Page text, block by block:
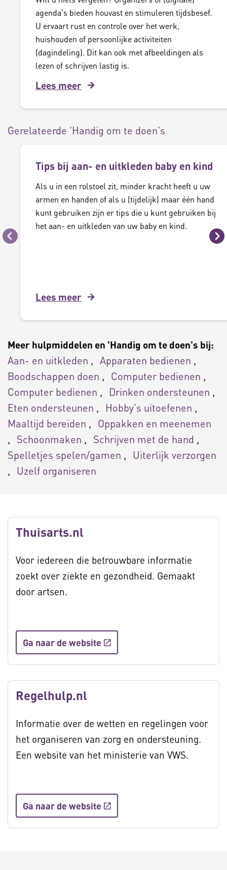
agenda's bieden houvast en stimuleren tijdsbesef.
U ervaart rust en controle over het werk,
huishouden of persoonlijke activiteiten
(dagindeling). Dit kan ook met afbeeldingen als
lezen of schrijven lastig is.
Lees meer
Gerelateerde 'Handig om te doen's
Vorige
Tips bij aan- en uitkleden baby en kind
Als u in een rolstoel zit, minder kracht heeft u uw
armen en handen of als u (tijdelijk) maar één hand
kunt gebruiken zijn er tips die u kunt gebruiken bij
het aan- en uitkleden van uw baby en kind.
Lees meer
Meer hulpmiddelen en 'Handig om te doen's bij:
Aan- en uitkleden
Apparaten bedienen
Boodschappen doen
Computer bedienen
Computer bedienen
Drinken ondersteunen
Eten ondersteunen
Hobby's uitoefenen
Maaltijd bereiden
Oppakken en meenemen
Schoonmaken
Schrijven met de hand
Spelletjes spelen/gamen
Uiterlijk verzorgen
Uzelf organiseren
Thuisarts.nl
Voor iedereen die betrouwbare informatie
zoekt over ziekte en gezondheid. Gemaakt
door artsen.
Ga naar de website
Regelhulp.nl
Informatie over de wetten en regelingen voor
het organiseren van zorg en ondersteuning.
Een website van het ministerie van VWS.
Ga naar de website